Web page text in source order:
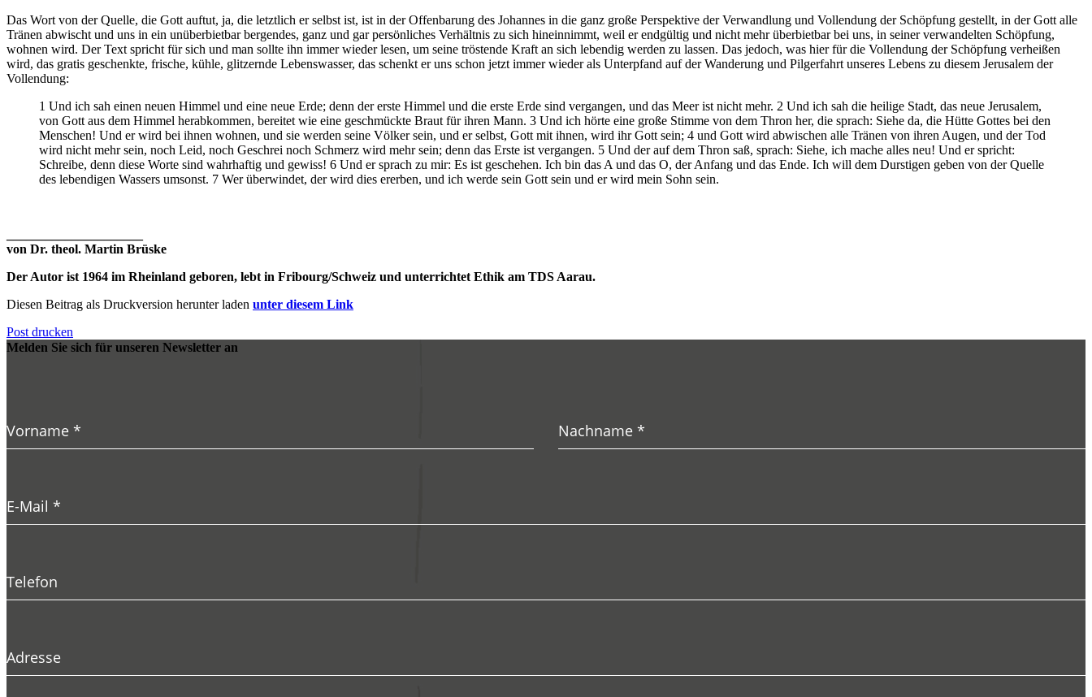
Das Wort von der Quelle, die Gott auftut, ja, die letztlich er selbst ist, ist in der Offenbarung des Johannes in die ganz große Perspektive der Verwandlung und Vollendung der Schöpfung gestellt, in der Gott alle
Tränen abwischt und uns in ein unüberbietbar bergendes, ganz und gar persönliches Verhältnis zu sich hineinnimmt, weil er endgültig und nicht mehr überbietbar bei uns, in seiner verwandelten Schöpfung,
wohnen wird. Der Text spricht für sich und man sollte ihn immer wieder lesen, um seine tröstende Kraft an sich lebendig werden zu lassen. Das jedoch, was hier für die Vollendung der Schöpfung verheißen
wird, das gratis geschenkte, frische, kühle, glitzernde Lebenswasser, das schenkt er uns schon jetzt immer wieder als Unterpfand auf der Wanderung und Pilgerfahrt unseres Lebens zu diesem Jerusalem der
Vollendung:
1 Und ich sah einen neuen Himmel und eine neue Erde; denn der erste Himmel und die erste Erde sind vergangen, und das Meer ist nicht mehr. 2 Und ich sah die heilige Stadt, das neue Jerusalem,
von Gott aus dem Himmel herabkommen, bereitet wie eine geschmückte Braut für ihren Mann. 3 Und ich hörte eine große Stimme von dem Thron her, die sprach: Siehe da, die Hütte Gottes bei den
Menschen! Und er wird bei ihnen wohnen, und sie werden seine Völker sein, und er selbst, Gott mit ihnen, wird ihr Gott sein; 4 und Gott wird abwischen alle Tränen von ihren Augen, und der Tod
wird nicht mehr sein, noch Leid, noch Geschrei noch Schmerz wird mehr sein; denn das Erste ist vergangen. 5 Und der auf dem Thron saß, sprach: Siehe, ich mache alles neu! Und er spricht:
Schreibe, denn diese Worte sind wahrhaftig und gewiss! 6 Und er sprach zu mir: Es ist geschehen. Ich bin das A und das O, der Anfang und das Ende. Ich will dem Durstigen geben von der Quelle
des lebendigen Wassers umsonst. 7 Wer überwindet, der wird dies ererben, und ich werde sein Gott sein und er wird mein Sohn sein.
von Dr. theol. Martin Brüske
Der Autor ist 1964 im Rheinland geboren, lebt in Fribourg/Schweiz und unterrichtet Ethik am TDS Aarau.
Diesen Beitrag als Druckversion herunter laden unter diesem Link
Post drucken
Melden Sie sich für unseren Newsletter an
Vorname * Nachname *
E-Mail *
Telefon
Adresse